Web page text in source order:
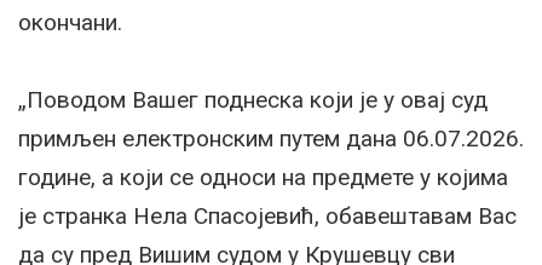
окончани.
„Поводом Вашег поднеска који је у овај суд
примљен електронским путем дана 06.07.2026.
године, а који се односи на предмете у којима
је странка Нела Спасојевић, обавештавам Вас
да су пред Вишим судом у Крушевцу сви